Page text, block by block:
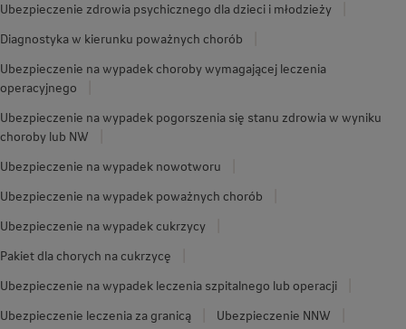
Ubezpieczenie zdrowia psychicznego dla dzieci i młodzieży
Diagnostyka w kierunku poważnych chorób
Ubezpieczenie na wypadek choroby wymagającej leczenia
operacyjnego
Ubezpieczenie na wypadek pogorszenia się stanu zdrowia w wyniku
choroby lub NW
Ubezpieczenie na wypadek nowotworu
Ubezpieczenie na wypadek poważnych chorób
Ubezpieczenie na wypadek cukrzycy
Pakiet dla chorych na cukrzycę
Ubezpieczenie na wypadek leczenia szpitalnego lub operacji
Ubezpieczenie leczenia za granicą
Ubezpieczenie NNW